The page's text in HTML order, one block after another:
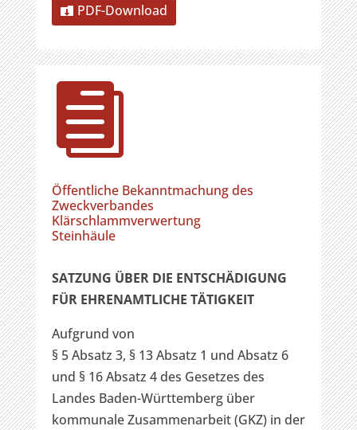
PDF-Download

Öffentliche Bekanntmachung des
Zweckverbandes
Klärschlammverwertung
Steinhäule
SATZUNG ÜBER DIE ENTSCHÄDIGUNG
FÜR EHRENAMTLICHE TÄTIGKEIT
Aufgrund von
§ 5 Absatz 3, § 13 Absatz 1 und Absatz 6
und § 16 Absatz 4 des Gesetzes des
Landes Baden-Württemberg über
kommunale Zusammenarbeit (GKZ) in der